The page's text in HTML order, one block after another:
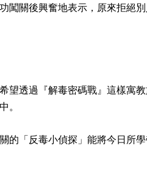
闖關後興奮地表示，原來拒絕
望透過『解毒密碼戰』這樣寓
。
的「反毒小偵探」能將今日所